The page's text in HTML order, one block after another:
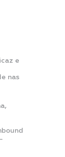
e
nas